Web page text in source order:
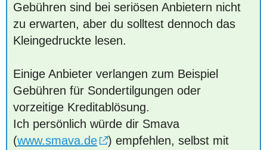
Gebühren sind bei seriösen Anbietern nicht
zu erwarten, aber du solltest dennoch das
Kleingedruckte lesen.
Einige Anbieter verlangen zum Beispiel
Gebühren für Sondertilgungen oder
vorzeitige Kreditablösung.
Ich persönlich würde dir Smava
(www.smava.de
) empfehlen, selbst mit